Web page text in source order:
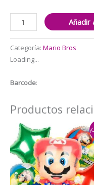
Globos
Aluminio
6
pzas
Princesa
(
Mario
Bros)
cantidad
Añadir
Categoría: Mario Bros
Loading...
Barcode:
Productos